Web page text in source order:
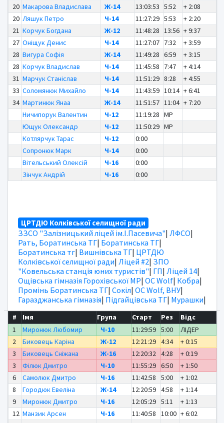
20 Макарова Владислава Ж-14 13:03:53 5:52
+ 2:08
20 Ляшук Петро Ч-14 11:27:29 5:53
+ 2:20
21 Корчук Богдана Ж-12 11:48:28 13:56 + 9:37
27 Оніщук Денис Ч-14 11:27:07 7:32
+ 3:59
28 Вигура Софія Ж-14 11:49:28 6:59
+ 3:15
28 Корчук Владислав Ч-14 11:45:58 7:47
+ 4:14
31 Марчук Станіслав Ч-14 11:51:29 8:28
+ 4:55
33 Соломянюк Михайло Ч-14 11:43:59 10:14 + 6:41
34 Мартинюк Янаа Ж-14 11:51:57 11:04 + 7:20
Ничипорук Валентин
Ч-12 11:19:28 MP
Ющук Олександр
Ч-12 11:50:29 MP
Котлярчук Тарас
Ч-12
0:00
Сопронюк Марк
Ч-14
0:00
Вітельський Олексій
Ч-16
0:00
Зінчук Андрій
Ч-16 0:00
ЦРТДЮ Колківської селищної ради
ЗЗСО "Залізницький ліцей ім.І.Пасевича"| ЛФСО|
Рать, Боратинська ТГ| Боратинська ТГ|
Боратинська тг| Вишнівська ТГ| ЦРТДЮ
Колківської селищної ради| Ліцей #2| ЗПО
"Ковельська станція юних туристів"| ГП| Ліцей 14|
Ощівська гімназія Горохівської МР| OC Wolf| Кобра|
Промінь Боратинська ТГ| Сокіл| OC Wolf, ВНУ|
Гаразджанська гімназія| Підгайцівська ТГ| Мурашки|
# Імя Група Старт Рез
Відс
1
Миронюк Любомир Ч-10 11:29:59 5:00
ЛІДЕР
2
Биковець Каріна Ж-12 12:21:29 4:34
+ 0:15
3
Биковець Сніжана Ж-16 12:20:32 4:28
+ 0:19
3
Філюк Дмитро Ч-10 11:55:29 6:50
+ 1:50
6
Самолюк Дмитро Ч-16 11:42:58 5:00
+ 1:02
8
Городюк Евеліна Ж-14 12:20:59 4:58
+ 1:14
9
Миронюк Дмитро Ч-16 12:05:29 5:11
+ 1:13
12 Манзик Арсен Ч-16 11:40:58 10:00 + 6:02